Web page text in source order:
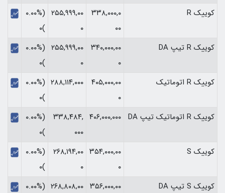
کوییک R
۳۳۸,۰۰۰,۰
۰۰
۲۵۵,۹۹۹,۰۰
۰
(۰.۰۰%
)۰
کوییک R تیپ DA
۳۴۰,۰۰۰,۰۰
۰
۲۵۵,۹۹۹,۰۰
۰
(۰.۰۰%
)۰
کوییک R اتوماتیک
۴۰۵,۰۰۰,۰۰
۰
۲۸۸,۱۱۴,۰۰۰
(۰.۰۰%
)۰
کوییک R اتوماتیک تیپ DA
۴۰۶,۰۰۰,۰۰۰ ۳۳۸,۴۸۴,
۰۰۰
(۰.۰۰%
)۰
کوییک S
۳۵۴,۰۰۰,۰۰
۰
۲۶۸,۱۹۴,۰۰
۰
(۰.۰۰%
)۰
کوییک S تیپ DA
۳۵۶,۰۰۰,۰۰ ۲۶۸,۸۰۸,۰۰
(۰.۰۰%